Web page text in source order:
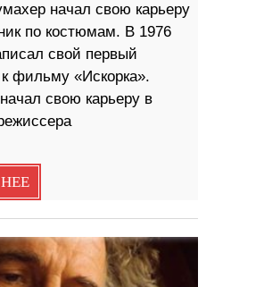
начал свою карьеру
по костюмам. В 1976
свой первый
фильму «Искорка».
свою карьеру в